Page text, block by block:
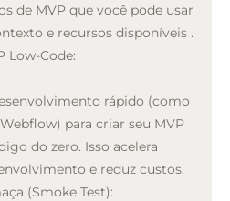
de MVP que você pode usar
e recursos disponíveis .
Low-Code:
rápido (como
para criar seu MVP
do zero. Isso acelera
e reduz custos.
(Smoke Test):